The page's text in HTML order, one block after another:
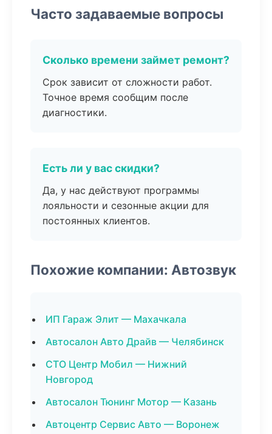
Часто задаваемые вопросы
Сколько времени займет ремонт?
Срок зависит от сложности работ.
Точное время сообщим после
диагностики.
Есть ли у вас скидки?
Да, у нас действуют программы
лояльности и сезонные акции для
постоянных клиентов.
Похожие компании: Автозвук
ИП Гараж Элит — Махачкала
Автосалон Авто Драйв — Челябинск
СТО Центр Мобил — Нижний
Новгород
Автосалон Тюнинг Мотор — Казань
Автоцентр Сервис Авто — Воронеж